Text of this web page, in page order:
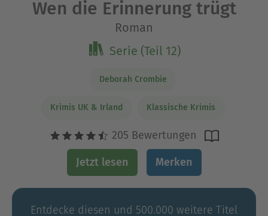
Wen die Erinnerung trügt
Roman
Serie (Teil 12)
Deborah Crombie
Krimis UK & Irland Klassische Krimis
205 Bewertungen
Jetzt lesen Merken
Entdecke diesen und 500.000 weitere Titel